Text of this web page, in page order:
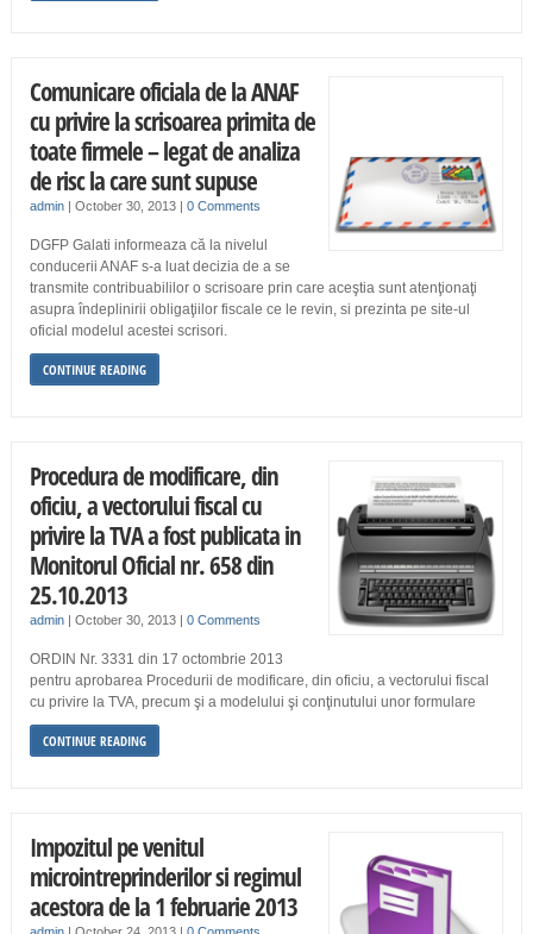
Comunicare oficiala de la ANAF
cu privire la scrisoarea primita de
toate firmele – legat de analiza
de risc la care sunt supuse
admin| October 30, 2013 | 0 Comments
DGFP Galati informeaza că la nivelul
conducerii ANAF s-a luat decizia de a se
transmite contribuabililor o scrisoare prin care aceştia sunt atenţionaţi
asupra îndeplinirii obligaţiilor fiscale ce le revin, si prezinta pe site-ul
oficial modelul acestei scrisori.
CONTINUE READING
Procedura de modificare, din
oficiu, a vectorului fiscal cu
privire la TVA a fost publicata in
Monitorul Oficial nr. 658 din
25.10.2013
admin| October 30, 2013 | 0 Comments
ORDIN Nr. 3331 din 17 octombrie 2013
pentru aprobarea Procedurii de modificare, din oficiu, a vectorului fiscal
cu privire la TVA, precum şi a modelului şi conţinutului unor formulare
CONTINUE READING
Impozitul pe venitul
microintreprinderilor si regimul
acestora de la 1 februarie 2013